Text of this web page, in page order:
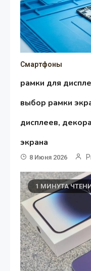
Смартфоны
рамки для
выбор рамки
дисплеев,
экрана
8 Июня 2026
1 МИНУТА